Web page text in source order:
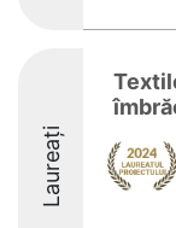
Laureați